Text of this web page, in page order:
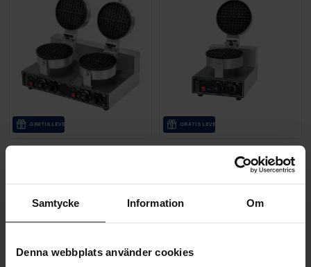
Samtycke Information Om
Denna webbplats använder cookies
GRA­TIS LE­VE­RANS
2 790,00 kr
GRA­TIS LE­VE­RANS
Lykke Våffeljärn Singel, 1.2 kW
1 690,00 kr